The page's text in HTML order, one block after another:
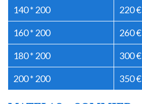
140 * 200 220 €
160 * 200 260 €
180 * 200 300 €
200 * 200 350 €